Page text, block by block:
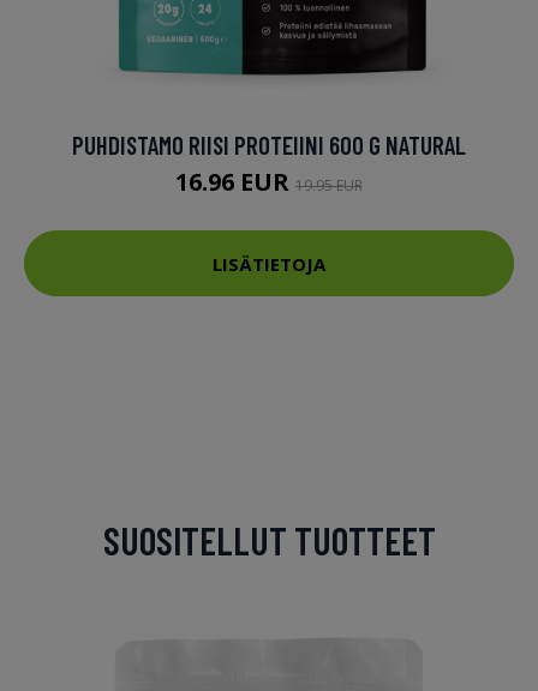
PUHDISTAMO RIISI PROTEIINI 600 G NATURAL
16.96 EUR 19.95 EUR
LISÄTIETOJA
SUOSITELLUT TUOTTEET